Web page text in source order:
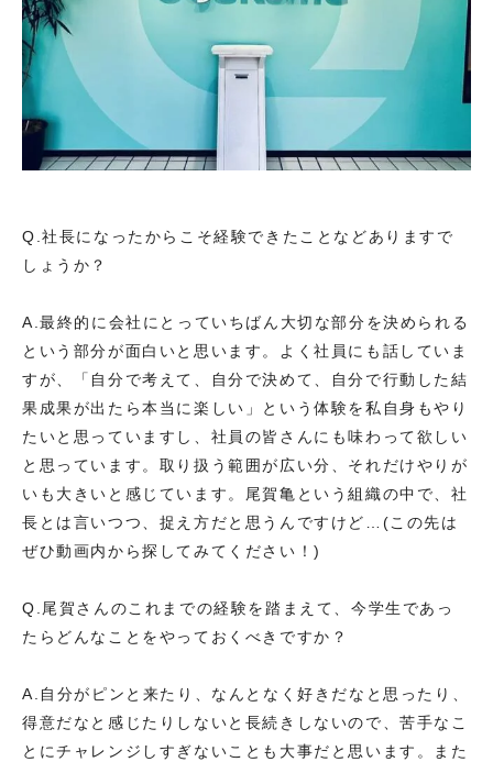
Q.社長になったからこそ経験できたことなどありますで
しょうか？
A.最終的に会社にとっていちばん大切な部分を決められる
という部分が面白いと思います。よく社員にも話していま
すが、「自分で考えて、自分で決めて、自分で行動した結
果成果が出たら本当に楽しい」という体験を私自身もやり
たいと思っていますし、社員の皆さんにも味わって欲しい
と思っています。取り扱う範囲が広い分、それだけやりが
いも大きいと感じています。尾賀亀という組織の中で、社
長とは言いつつ、捉え方だと思うんですけど…(この先は
ぜひ動画内から探してみてください！)
Q.尾賀さんのこれまでの経験を踏まえて、今学生であっ
たらどんなことをやっておくべきですか？
A.自分がピンと来たり、なんとなく好きだなと思ったり、
得意だなと感じたりしないと長続きしないので、苦手なこ
とにチャレンジしすぎないことも大事だと思います。また